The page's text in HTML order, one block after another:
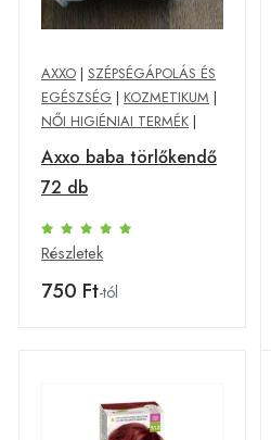
AXXO | SZÉPSÉGÁPOLÁS ÉS
EGÉSZSÉG | KOZMETIKUM |
NŐI HIGIÉNIAI TERMÉK |
Axxo baba törlőkendő
72 db
Részletek
750 Ft-tól